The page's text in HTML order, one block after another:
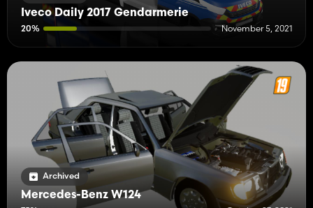
Iveco Daily 2017 Gendarmerie
20% November 5, 2021
Archived
Mercedes-Benz W124